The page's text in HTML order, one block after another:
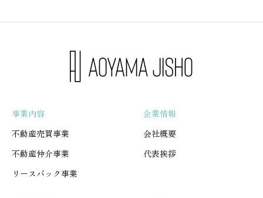
事業内容
不動産売買事業
不動産仲介事業
リースバック事業
企業情報
会社概要
代表挨拶